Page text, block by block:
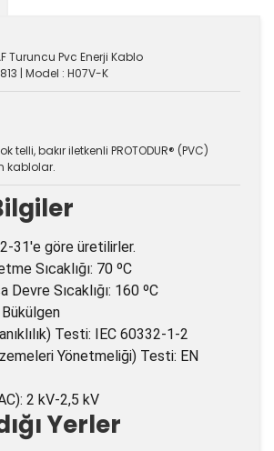
Turuncu Pvc Enerji Kablo
| Model : H07V-K
telli, bakır iletkenli PROTODUR® (PVC)
kablolar.
31'e göre üretilirler.
Sıcaklığı: 70 ºC
Devre Sıcaklığı: 160 ºC
Bükülgen
Testi: IEC 60332-1-2
Yönetmeliği) Testi: EN
2 kV-2,5 kV
Yerler